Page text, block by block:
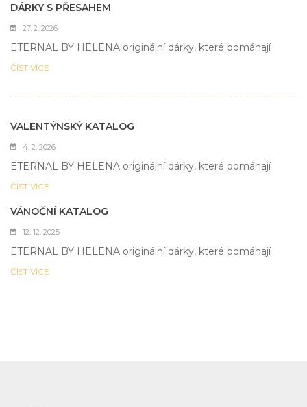
DÁRKY S PŘESAHEM
27. 2. 2026
ETERNAL BY HELENA originální dárky, které pomáhají
ČÍST VÍCE
VALENTÝNSKÝ KATALOG
4. 2. 2026
ETERNAL BY HELENA originální dárky, které pomáhají
ČÍST VÍCE
VÁNOČNÍ KATALOG
12. 12. 2025
ETERNAL BY HELENA originální dárky, které pomáhají
ČÍST VÍCE